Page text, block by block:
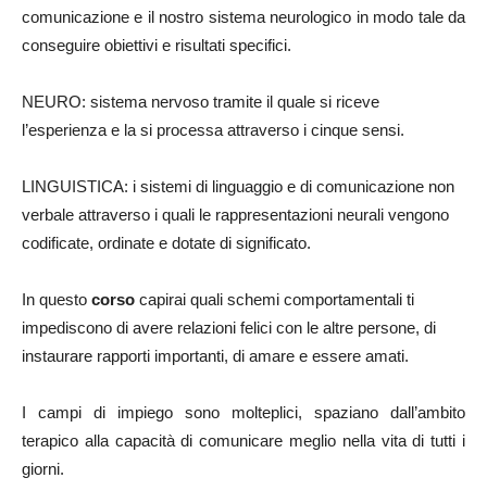
comunicazione e il nostro sistema neurologico in modo tale da
conseguire obiettivi e risultati specifici.
NEURO: sistema nervoso tramite il quale si riceve
l’esperienza e la si processa attraverso i cinque sensi.
LINGUISTICA: i sistemi di linguaggio e di comunicazione non
verbale attraverso i quali le rappresentazioni neurali vengono
codificate, ordinate e dotate di significato.
In questo corso capirai quali schemi comportamentali ti
impediscono di avere relazioni felici con le altre persone, di
instaurare rapporti importanti, di amare e essere amati.
I campi di impiego sono molteplici, spaziano dall’ambito
terapico alla capacità di comunicare meglio nella vita di tutti i
giorni.